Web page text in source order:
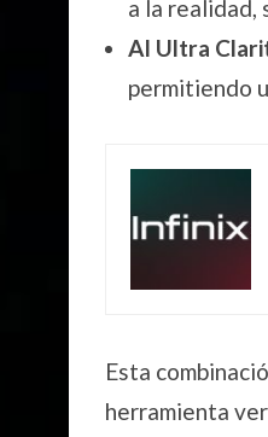
a la realidad,
AI Ultra
permitiendo
Esta
herramienta